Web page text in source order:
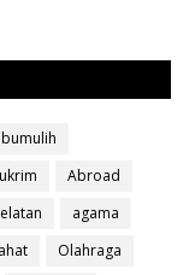
Abroad
agama
Olahraga